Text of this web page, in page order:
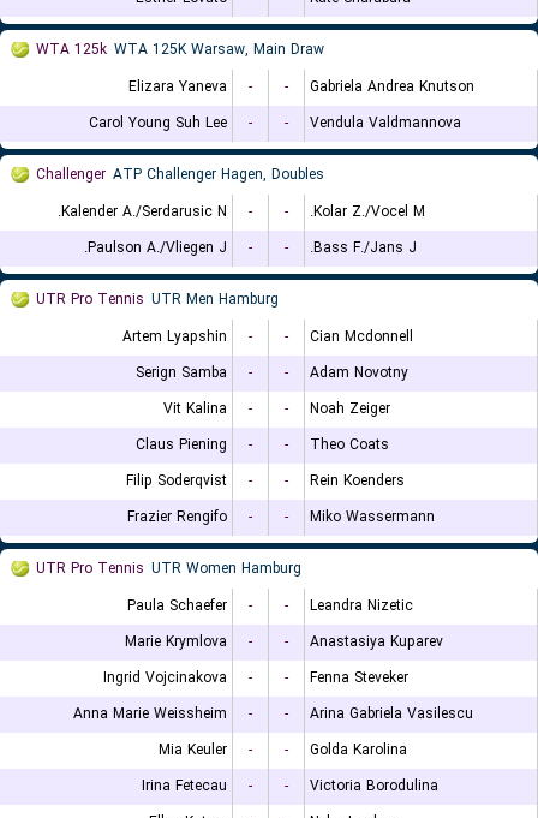
WTA 125k WTA 125K Warsaw, Main Draw
Elizara Yaneva
- -
Gabriela Andrea Knutson
Carol Young Suh Lee
- - Vendula Valdmannova
Challenger ATP Challenger Hagen, Doubles
Kalender A./Serdarusic N.
- -
Kolar Z./Vocel M.
Paulson A./Vliegen J.
- - Bass F./Jans J.
UTR Pro Tennis UTR Men Hamburg
Artem Lyapshin
- -
Cian Mcdonnell
Serign Samba
- -
Adam Novotny
Vit Kalina
- -
Noah Zeiger
Claus Piening
- -
Theo Coats
Filip Soderqvist
- -
Rein Koenders
Frazier Rengifo
- - Miko Wassermann
UTR Pro Tennis UTR Women Hamburg
Paula Schaefer
- -
Leandra Nizetic
Marie Krymlova
- -
Anastasiya Kuparev
Ingrid Vojcinakova
- -
Fenna Steveker
Anna Marie Weissheim
- -
Arina Gabriela Vasilescu
Mia Keuler
- -
Golda Karolina
Irina Fetecau
- -
Victoria Borodulina